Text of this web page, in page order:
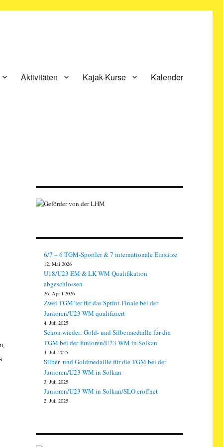
Aktivitäten Kajak-Kurse Kalender
6/7 – 6 TGM-Sportler & 7 internationale Einsätze
12. Mai 2026
U18/U23 EM & LK WM Qualifikation
abgeschlossen
26. April 2026
Zwei TGM’ler für das Sprint-Finale bei der
Junioren/U23 WM qualifiziert
4. Juli 2025
Schon wieder: Gold- und Silbermedaille für die
TGM bei der Junioren/U23 WM in Solkan
4. Juli 2025
Silber- und Goldmedaille für die TGM bei der
Junioren/U23 WM in Solkan
3. Juli 2025
Junioren/U23 WM in Solkan/SLO eröffnet
2. Juli 2025